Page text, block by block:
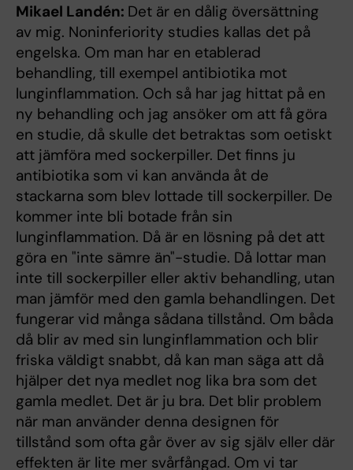
Mikael Landén: Det är en dålig översättning
av mig. Noninferiority studies kallas det på
engelska. Om man har en etablerad
behandling, till exempel antibiotika mot
lunginflammation. Och så har jag hittat på en
ny behandling och jag ansöker om att få göra
en studie, då skulle det betraktas som oetiskt
att jämföra med sockerpiller. Det finns ju
antibiotika som vi kan använda åt de
stackarna som blev lottade till sockerpiller. De
kommer inte bli botade från sin
lunginflammation. Då är en lösning på det att
göra en "inte sämre än"-studie. Då lottar man
inte till sockerpiller eller aktiv behandling, utan
man jämför med den gamla behandlingen. Det
fungerar vid många sådana tillstånd. Om båda
då blir av med sin lunginflammation och blir
friska väldigt snabbt, då kan man säga att då
hjälper det nya medlet nog lika bra som det
gamla medlet. Det är ju bra. Det blir problem
när man använder denna designen för
tillstånd som ofta går över av sig själv eller där
effekten är lite mer svårfångad. Om vi tar